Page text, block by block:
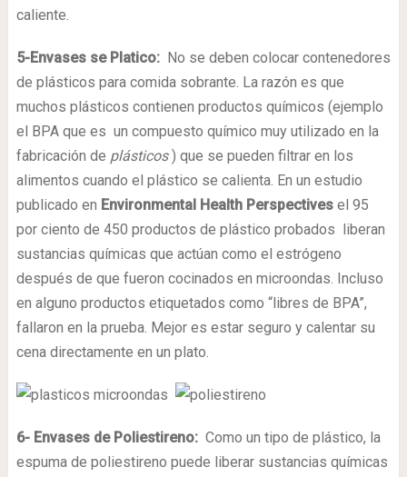
caliente.
5-Envases se Platico: No se deben colocar contenedores
de plásticos para comida sobrante. La razón es que
muchos plásticos contienen productos químicos (ejemplo
el BPA que es un compuesto químico muy utilizado en la
fabricación de plásticos) que se pueden filtrar en los
alimentos cuando el plástico se calienta. En un estudio
publicado en Environmental Health Perspectivesel 95
por ciento de 450 productos de plástico probados liberan
sustancias químicas que actúan como el estrógeno
después de que fueron cocinados en microondas. Incluso
en alguno productos etiquetados como “libres de BPA”,
fallaron en la prueba. Mejor es estar seguro y calentar su
cena directamente en un plato.
6- Envases de Poliestireno: Como un tipo de plástico, la
espuma de poliestireno puede liberar sustancias químicas